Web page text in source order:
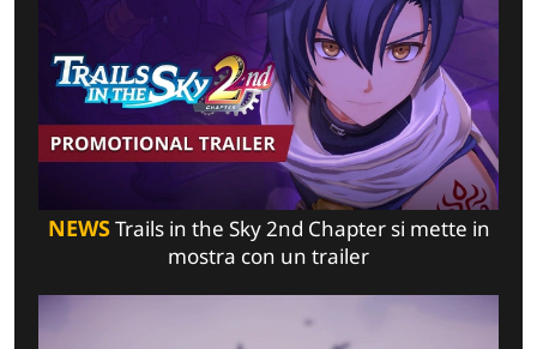
NEWSTrails in the Sky 2nd Chapter si mette in
mostra con un trailer